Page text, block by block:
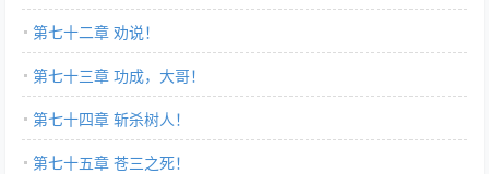
第七十二章 劝说！
第七十三章 功成，大哥！
第七十四章 斩杀树人！
第七十五章 苍三之死！